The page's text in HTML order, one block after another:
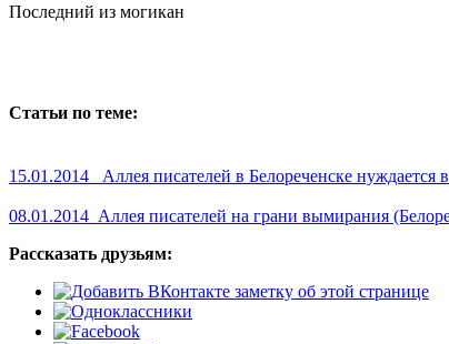
Последний из могикан
Статьи по теме:
15.01.2014 Аллея писателей в Белореченске
08.01.2014 Аллея писателей на грани вымирания
Рассказать друзьям: